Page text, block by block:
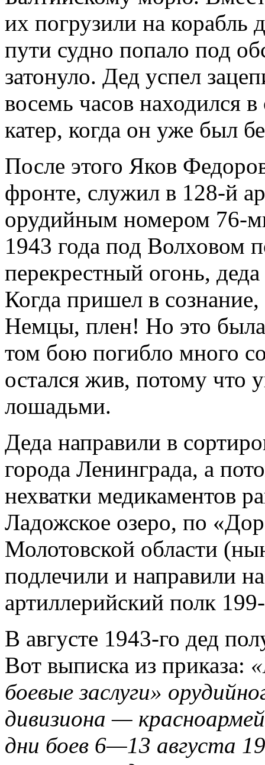
их погрузили на корабль
пути судно попало под
затонуло. Дед успел
восемь часов находился
катер, когда он уже был
После этого Яков
фронте, служил в 128-й
орудийным номером 76-
1943 года под Волховом
перекрестный огонь,
Когда пришел в
Немцы, плен! Но это
том бою погибло много
остался жив, потому что
лошадьми.
Деда направили в
города Ленинграда, а
нехватки медикаментов
Ладожское озеро, по
Молотовской области
подлечили и направили
артиллерийский полк
В августе 1943-го дед
Вот выписка из приказа:
боевые заслуги»
дивизиона —
дни боев 6—13 августа